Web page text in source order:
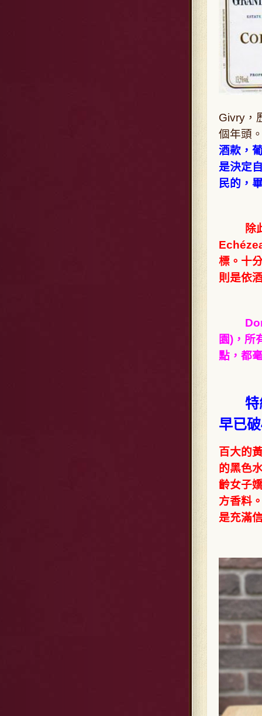
Givry，
個年頭
酒款，
是決定
民的，
除
標。十
則是依
園)，所
點，都
早已
百大的
的黑色
齡女子
方香料
是充滿